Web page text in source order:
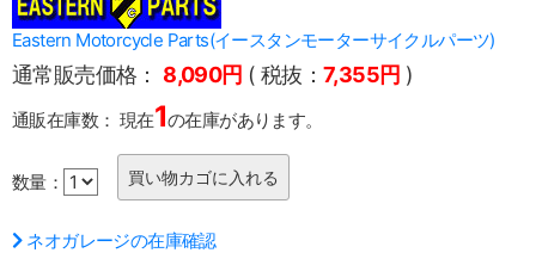
Eastern Motorcycle Parts(イースタンモーターサイクルパーツ)
通常販売価格： 8,090円 ( 税抜：7,355円 )
通販在庫数： 現在1の在庫があります。
数量：
ネオガレージの在庫確認